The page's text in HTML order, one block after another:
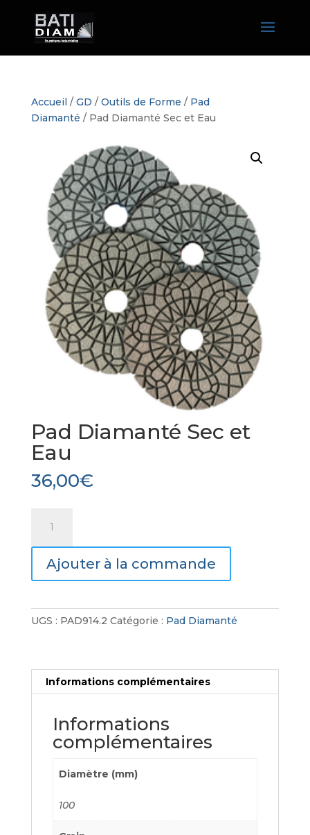
Accueil / GD / Outils de Forme / Pad
Diamanté / Pad Diamanté Sec et Eau
Pad Diamanté Sec et
Eau
36,00€
Pad
Diamanté
Sec
Eau
Ajouter à la commande
UGS : PAD914.2 Catégorie : Pad Diamanté
Informations complémentaires
Informations
complémentaires
Diamètre (mm)
100